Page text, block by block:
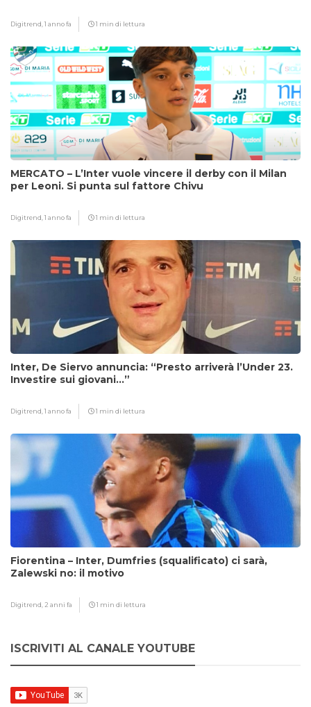
Digitrend,1 anno fa 1 min di lettura
MERCATO – L’Inter vuole vincere il derby con il Milan
per Leoni. Si punta sul fattore Chivu
Digitrend,1 anno fa 1 min di lettura
Inter, De Siervo annuncia: “Presto arriverà l’Under 23.
Investire sui giovani…”
Digitrend,1 anno fa 1 min di lettura
Fiorentina – Inter, Dumfries (squalificato) ci sarà,
Zalewski no: il motivo
Digitrend, 2 anni fa 1 min di lettura
ISCRIVITI AL CANALE YOUTUBE